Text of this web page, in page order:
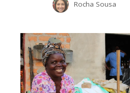
Rocha Sousa